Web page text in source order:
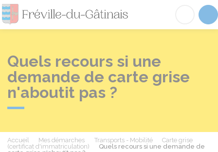
Fréville-du-
Quels recours si une
demande de carte grise
n'aboutit pas ?
Accueil Mes démarches Transports - Mobilité
Carte grise
(certificat d'immatriculation)
Quels recours si une demande de